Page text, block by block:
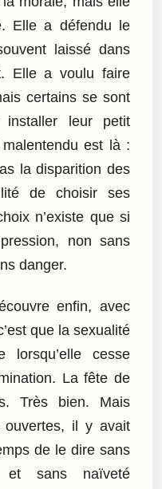
Elle a défendu le
laissé dans
Elle a voulu faire
certains se sont
leur petit
est là :
la disparition des
de choisir ses
n’existe que si
non sans
danger.
enfin, avec
que la sexualité
lorsqu’elle cesse
La fête de
Très bien. Mais
ouvertes, il y avait
de le dire sans
et sans naïveté